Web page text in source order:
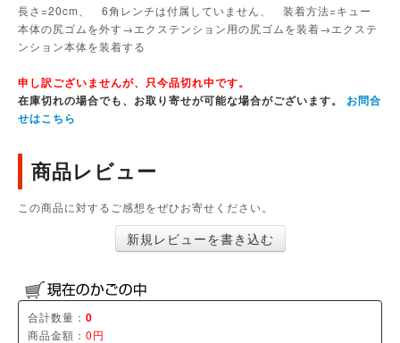
長さ=20cm、 6角レンチは付属していません、 装着方法=キュー
本体の尻ゴムを外す→エクステンション用の尻ゴムを装着→エクステ
ンション本体を装着する
申し訳ございませんが、只今品切れ中です。
在庫切れの場合でも、お取り寄せが可能な場合がございます。 お問合
せはこちら
商品レビュー
この商品に対するご感想をぜひお寄せください。
新規レビューを書き込む
合計数量： 0
商品金額： 0円